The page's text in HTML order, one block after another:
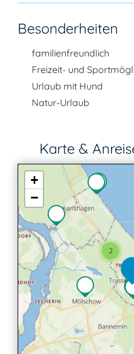
Besonderheiten
familienfreundlich
Freizeit- und
Urlaub mit Hund
Natur-Urlaub
Karte &
2
+
−